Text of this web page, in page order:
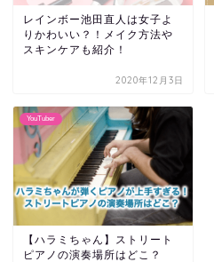
レインボー池田直人は女子よ
りかわいい？！メイク方法や
スキンケアも紹介！
2020年12月3日
YouTuber
【ハラミちゃん】ストリート
ピアノの演奏場所はどこ？